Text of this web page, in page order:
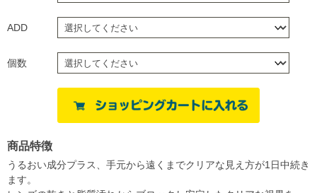
ADD
個数
商品特徴
うるおい成分プラス、手元から遠くまでクリアな見え方が1日中続き
ます。